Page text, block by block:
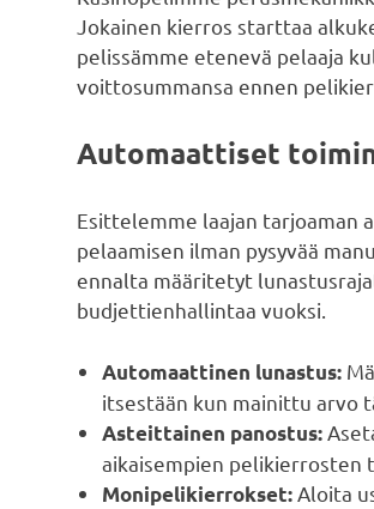
Jokainen kierros starttaa
pelissämme etenevä pelaaja
voittosummansa ennen
Automaattiset
Esittelemme laajan tarjoaman
pelaamisen ilman pysyvää
ennalta määritetyt
budjettienhallintaa vuoksi.
Automaattinen lunastus:
itsestään kun mainittu arvo
Asteittainen panostus:
aikaisempien pelikierrosten
Monipelikierrokset: Aloita